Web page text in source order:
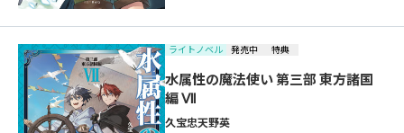
ライトノベル 発売中 特典
水属性の魔法使い 第三部 東方諸国
編 Ⅶ
久宝忠天野英